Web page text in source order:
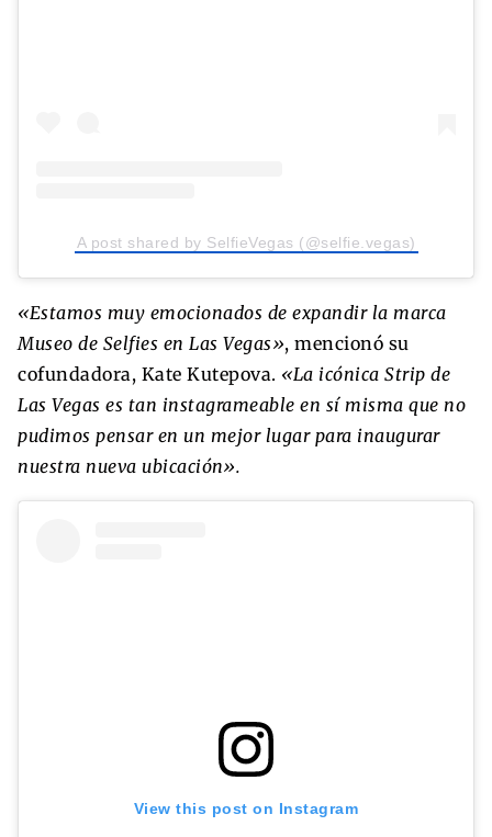
A post shared by SelfieVegas (@selfie.vegas)
«Estamos muy emocionados de expandir la marca
Museo de Selfies en Las Vegas», mencionó su
cofundadora, Kate Kutepova. «La icónica Strip de
Las Vegas es tan instagrameable en sí misma que no
pudimos pensar en un mejor lugar para inaugurar
nuestra nueva ubicación».
View this post on Instagram